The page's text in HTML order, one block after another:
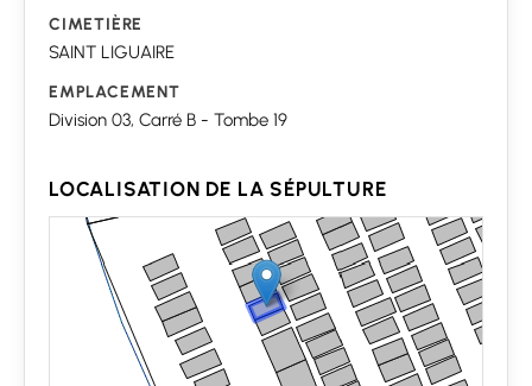
CIMETIÈRE
SAINT LIGUAIRE
EMPLACEMENT
Division 03, Carré B - Tombe 19
LOCALISATION DE LA SÉPULTURE